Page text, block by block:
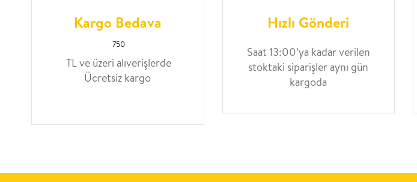
Kargo Bedava
750
TL ve üzeri alıverişlerde
Ücretsiz kargo
Hızlı Gönderi
Saat 13:00’ya kadar verilen
stoktaki siparişler aynı gün
kargoda